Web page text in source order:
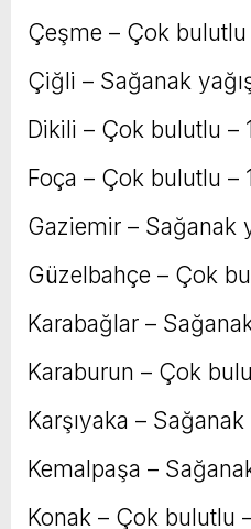
Çeşme – Çok bulutlu
Çiğli – Sağanak
Dikili – Çok bulutlu –
Foça – Çok bulutlu –
Gaziemir – Sağanak
Güzelbahçe – Çok
Karabağlar –
Karaburun – Çok
Karşıyaka –
Kemalpaşa –
Konak – Çok bulutlu